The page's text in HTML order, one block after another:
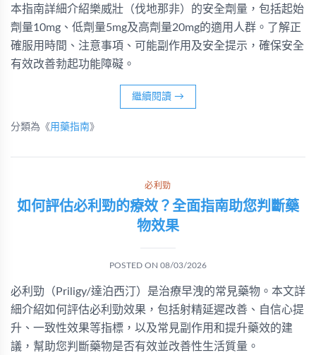
本指南詳細介紹樂威壯（伐地那非）的安全劑量，包括起始
劑量10mg、低劑量5mg及高劑量20mg的適用人群。了解正
確服用時間、注意事項、可能副作用及安全提示，確保安全
有效改善勃起功能障礙。
繼續閱讀 →
分類為《用藥指南》
必利勁
如何評估必利勁的療效？全面指南助您判斷藥
物效果
POSTED ON 08/03/2026
必利勁（Priligy/達泊西汀）是治療早洩的常見藥物。本文詳
細介紹如何評估必利勁效果，包括射精延遲改善、自信心提
升、一致性效果等指標，以及常見副作用和提升藥效的建
議，幫助您判斷藥物是否有效並改善性生活質量。